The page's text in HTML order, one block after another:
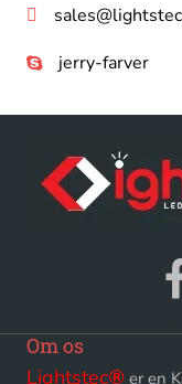
jerry-farver
Om os
Lightstec® er en